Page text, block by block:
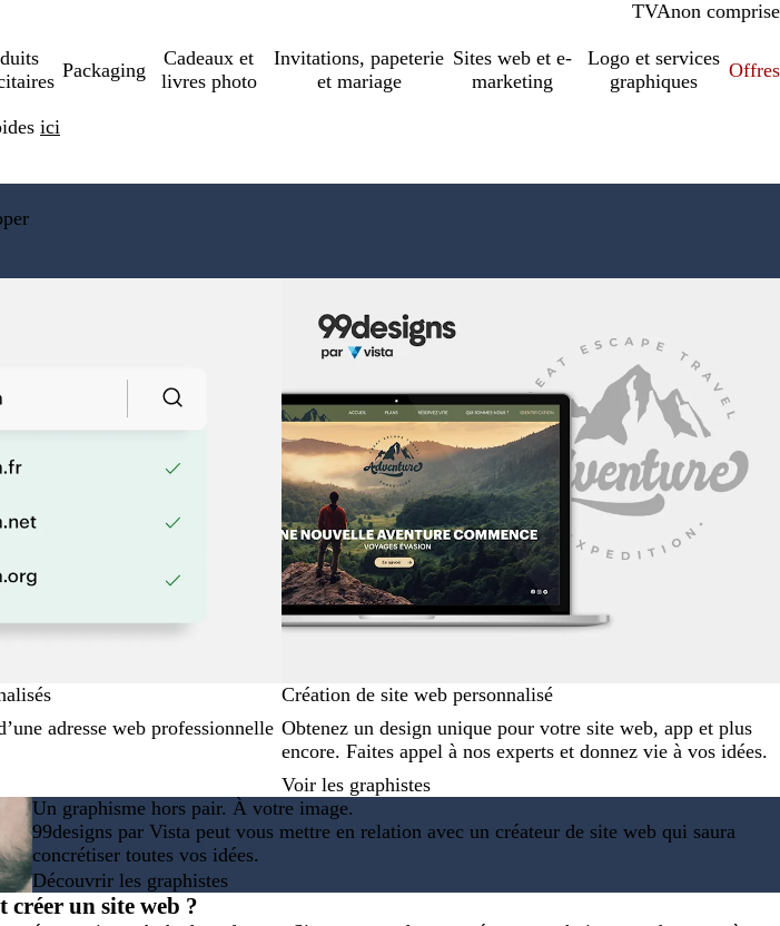
TVAcomprise
non comprise
Packaging
Cadeaux et
livres photo
Invitations, papeterie
et mariage
Sites web et e-
marketing
Logo et services
graphiques
Offres
ici
adresse web professionnelle
Création de site web personnalisé
Obtenez un design unique pour votre site web, app et plus
encore. Faites appel à nos experts et donnez vie à vos idées.
Voir les graphistes
Un graphisme hors pair. À votre image.
99designs par Vista peut vous mettre en relation avec un créateur de site web qui saura
concrétiser toutes vos idées.
Découvrir les graphistes
créer un site web ?